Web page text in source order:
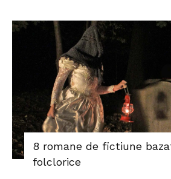
8 romane de fictiune
folclorice